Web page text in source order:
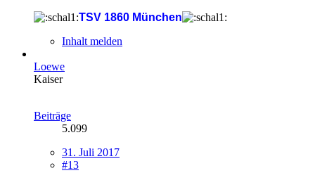
TSV 1860 München
Inhalt melden
Loewe
Kaiser
Beiträge
5.099
31. Juli 2017
#13